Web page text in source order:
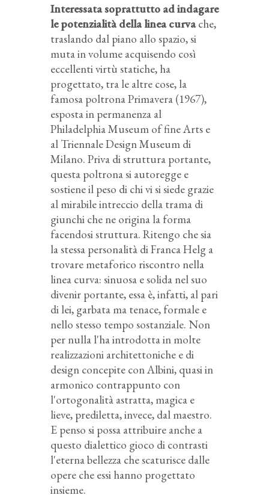
Interessata soprattutto ad indagare
le potenzialità della linea curvache,
traslando dal piano allo spazio, si
muta in volume acquisendo così
eccellenti virtù statiche, ha
progettato, tra le altre cose, la
famosa poltrona Primavera (1967),
esposta in permanenza al
Philadelphia Museum of fine Arts e
al Triennale Design Museum di
Milano. Priva di struttura portante,
questa poltrona si autoregge e
sostiene il peso di chi vi si siede grazie
al mirabile intreccio della trama di
giunchi che ne origina la forma
facendosi struttura. Ritengo che sia
la stessa personalità di Franca Helg a
trovare metaforico riscontro nella
linea curva: sinuosa e solida nel suo
divenir portante, essa è, infatti, al pari
di lei, garbata ma tenace, formale e
nello stesso tempo sostanziale. Non
per nulla l'ha introdotta in molte
realizzazioni architettoniche e di
design concepite con Albini, quasi in
armonico contrappunto con
l'ortogonalità astratta, magica e
lieve, prediletta, invece, dal maestro.
E penso si possa attribuire anche a
questo dialettico gioco di contrasti
l'eterna bellezza che scaturisce dalle
opere che essi hanno progettato
insieme.